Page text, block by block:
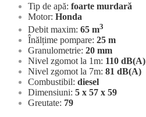
Tip de apă: foarte murdară
Motor: Honda
Debit maxim: 65 m3
Înălțime pompare: 25 m
Granulometrie: 20 mm
Nivel zgomot la 1m: 110 dB(A)
Nivel zgomot la 7m: 81 dB(A)
Combustibil: diesel
Dimensiuni: 5 x 57 x 59
Greutate: 79